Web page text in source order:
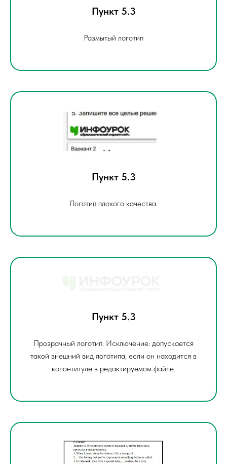
Пункт 5.3
Размытый логотип
Пункт 5.3
Логотип плохого качества.
Пункт 5.3
Прозрачный логотип. Исключение: допускается
такой внешний вид логотипа, если он находится в
колонтитуле в редактируемом файле.